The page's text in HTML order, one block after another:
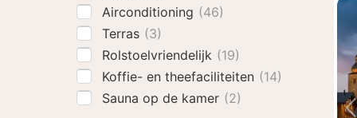
Airconditioning (46)
Terras (3)
Rolstoelvriendelijk (19)
Koffie- en theefaciliteiten (14)
Sauna op de kamer (2)